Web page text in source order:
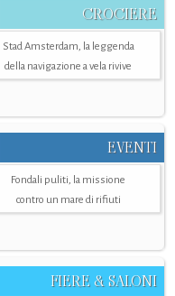
CROCIERE
Stad Amsterdam, la leggenda
della navigazione a vela rivive
EVENTI
Fondali puliti, la missione
contro un mare di rifiuti
FIERE & SALONI